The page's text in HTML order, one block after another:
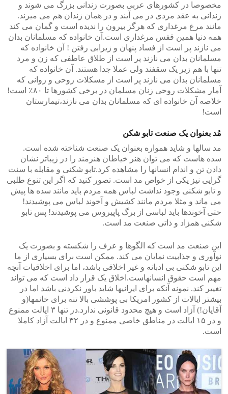
مخصوصا در کشورهای عربی بصورت زندانی بزرگ می شوند و
زندانی به عقد مردی در می آیند و در همان زندان هم می میرند.
مانند مرغ مرغداری که هرگز بیرون را ندیده است و گمان می کند
همه دنیا همین قفس مرغداری است.آن خانواده که مسلمانان بدان
می نازند پر است از فساد پنهان و زیرابی رفتن ! آن خانواده که
مسلمانان بدان می نازند پر است از طلاق عاطفی که زن و مرد
تنها با هم زیر یک سقفند ولی عملا جدا هستند. آن خانواده که
مسلمانان بدان می نازند پر است از مسکلات روحی و روانی که
آمار مشکلات روحی زنان مسلمان در برخی کشورها تا ۸۰٪ است!
خلاصه آن خانواده ای که مسلمانان بدان می نازند،تیمارستان
است!
مُد بعنوان یک صنعت تابو شکن
مد سالها و شاید همواره بعنوان یک صنعت شناخته شده است.
سده هاست که می توان هنر خیاطان هنرمند را در زیباتر نشان
دادن تن و اندام انسانها را مشاهده کرد.تابو شکنی و مقابله با سنت
گرایی نیز یکی از خواص مد است. تصور کنید که اگر این تنوع طلبی
و تابو شکنی وجود نداشت لباس همه مردم باید مانند سده ها پیش
می ماند و مثلا مردم مانند کشیش و آخوند لباس می پوشیدند!
حتی آخوندها باید لباسی از برگ پاپیروس می پوشیدند! پس تابو
شکنی همزاد و ذاتی صنعت مد است.
این صنعت مد است که الگوها و عرف را شکسته و بصورت یک
نوآوری و جذابیت نمایان می کند. ممکن است برای بسیاری از ما
این تابو شکنی بی ادبانه و غیر اخلاقی باشد، اما برای اخلاقیات آنچه
مهم است حقوق انسانهاست.اخلاق یک قرار داد است که می تواند
تغییر کند. نمونه آنکه برای ایرانیها شاید باور نکردنی باشد اما در
بیشتر ایالات از کشور امریکا بی پوششی بالا تنه برای خانمها(و
آقایان!) آزاد است و هیچ محدود قانونی ندارد.در تنها ۳ ایالت ممنوع
و در ۱۵ ایالت در مناطق خاصی ممنوع و در ۳۲ ایالت آزاد کاملا
است.